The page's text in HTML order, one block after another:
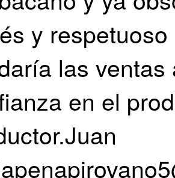
y respetuoso
las
en el